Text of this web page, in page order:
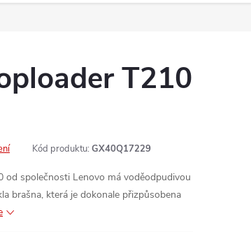
T210
Kód produktu: GX40Q17229
od společnosti Lenovo má voděodpudivou
brašna, která je dokonale přizpůsobena